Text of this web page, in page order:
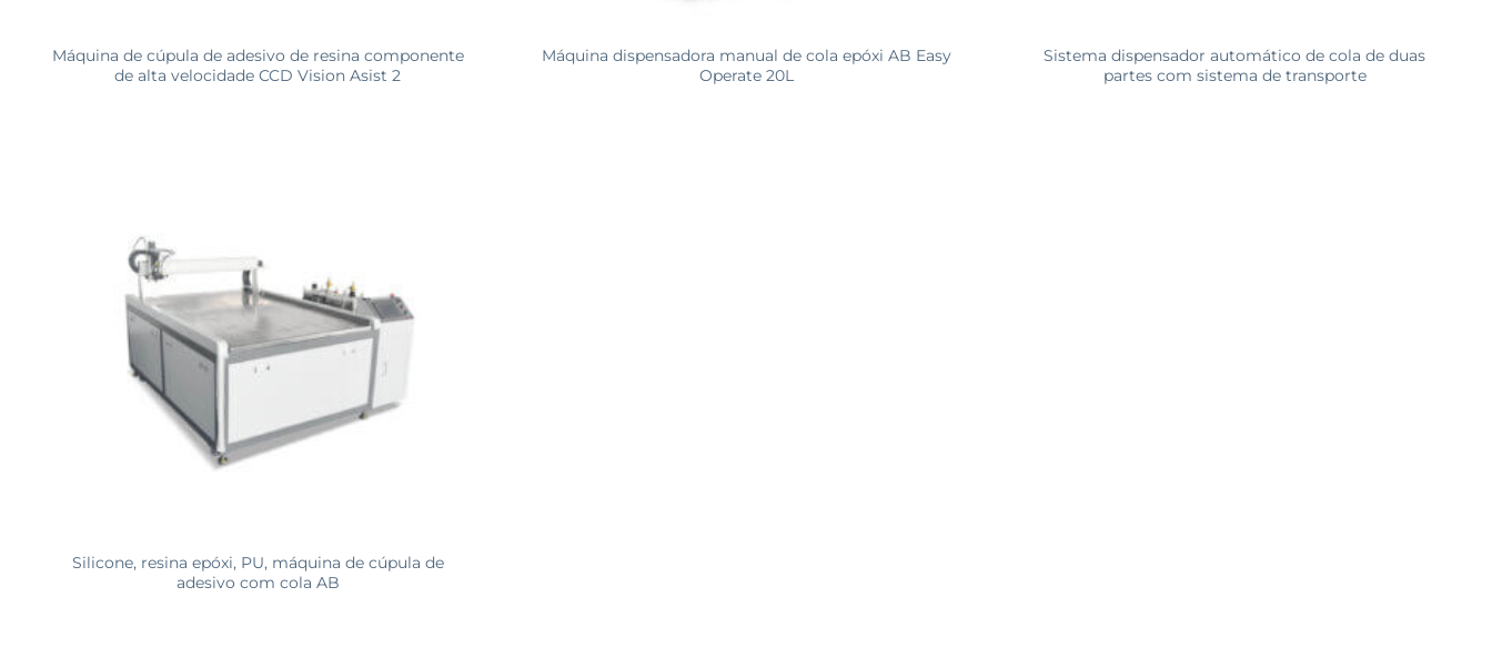
Máquina de cúpula de adesivo de resina componente
de alta velocidade CCD Vision Asist 2
Máquina dispensadora manual de cola epóxi AB Easy
Operate 20L
Sistema dispensador automático de cola de duas
partes com sistema de transporte
Silicone, resina epóxi, PU, ​​máquina de cúpula de
adesivo com cola AB